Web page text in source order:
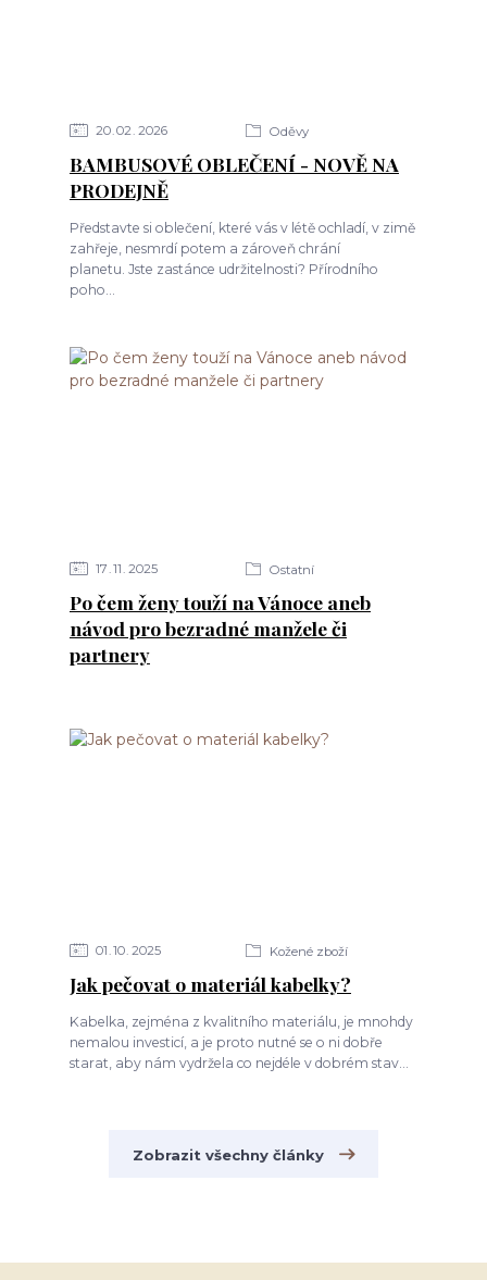
20 02 2026 Oděvy
BAMBUSOVÉ OBLEČENÍ - NOVĚ NA
PRODEJNĚ
Představte si oblečení, které vás v létě ochladí, v zimě
zahřeje, nesmrdí potem a zároveň chrání
planetu. Jste zastánce udržitelnosti? Přírodního
poho...
17 11 2025 Ostatní
Po čem ženy touží na Vánoce aneb
návod pro bezradné manžele či
partnery
01 10 2025 Kožené zboží
Jak pečovat o materiál kabelky?
Kabelka, zejména z kvalitního materiálu, je mnohdy
nemalou investicí, a je proto nutné se o ni dobře
starat, aby nám vydržela co nejdéle v dobrém stav...
Zobrazit všechny články